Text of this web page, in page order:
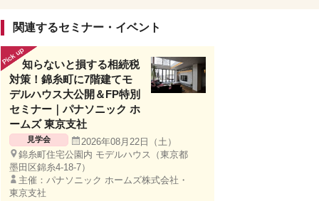
関連するセミナー・イベント
知らないと損する相続税
対策！錦糸町に7階建てモ
デルハウス大公開＆FP特別
セミナー｜パナソニック ホ
ームズ 東京支社
見学会
2026年08月22日（土）
錦糸町住宅公園内 モデルハウス（東京都
墨田区錦糸4-18-7）
主催：パナソニック ホームズ株式会社・
東京支社